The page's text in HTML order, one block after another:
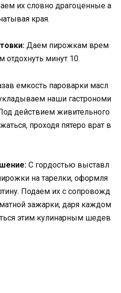
их словно драгоценные а
края.
Даем пирожкам врем
отдохнуть минут 10.
емкость пароварки масл
наши гастрономи
действием живительного
проходя пятеро врат в
С гордостью выставл
на тарелки, оформля
Подаем их с сопровожд
зажарки, даря каждом
этим кулинарным шедев